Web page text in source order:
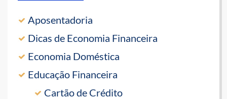
Aposentadoria
Dicas de Economia Financeira
Economia Doméstica
Educação Financeira
Cartão de Crédito